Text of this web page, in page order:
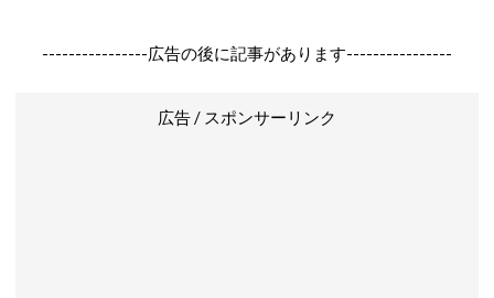
----------------広告の後に記事があります----------------
広告 / スポンサーリンク